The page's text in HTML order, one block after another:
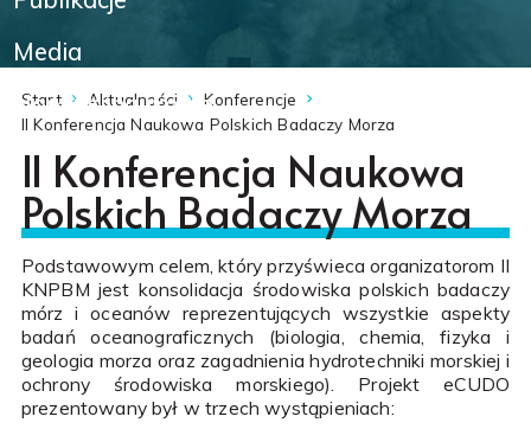
Media
Nowinki naukowe
Start Aktualności
Konferencje
II Konferencja Naukowa Polskich Badaczy Morza
II Konferencja Naukowa
Polskich Badaczy Morza
Podstawowym celem, który przyświeca organizatorom II
KNPBM jest konsolidacja środowiska polskich badaczy
mórz i oceanów reprezentujących wszystkie aspekty
badań oceanograficznych (biologia, chemia, fizyka i
geologia morza oraz zagadnienia hydrotechniki morskiej i
ochrony środowiska morskiego). Projekt eCUDO
prezentowany był w trzech wystąpieniach: